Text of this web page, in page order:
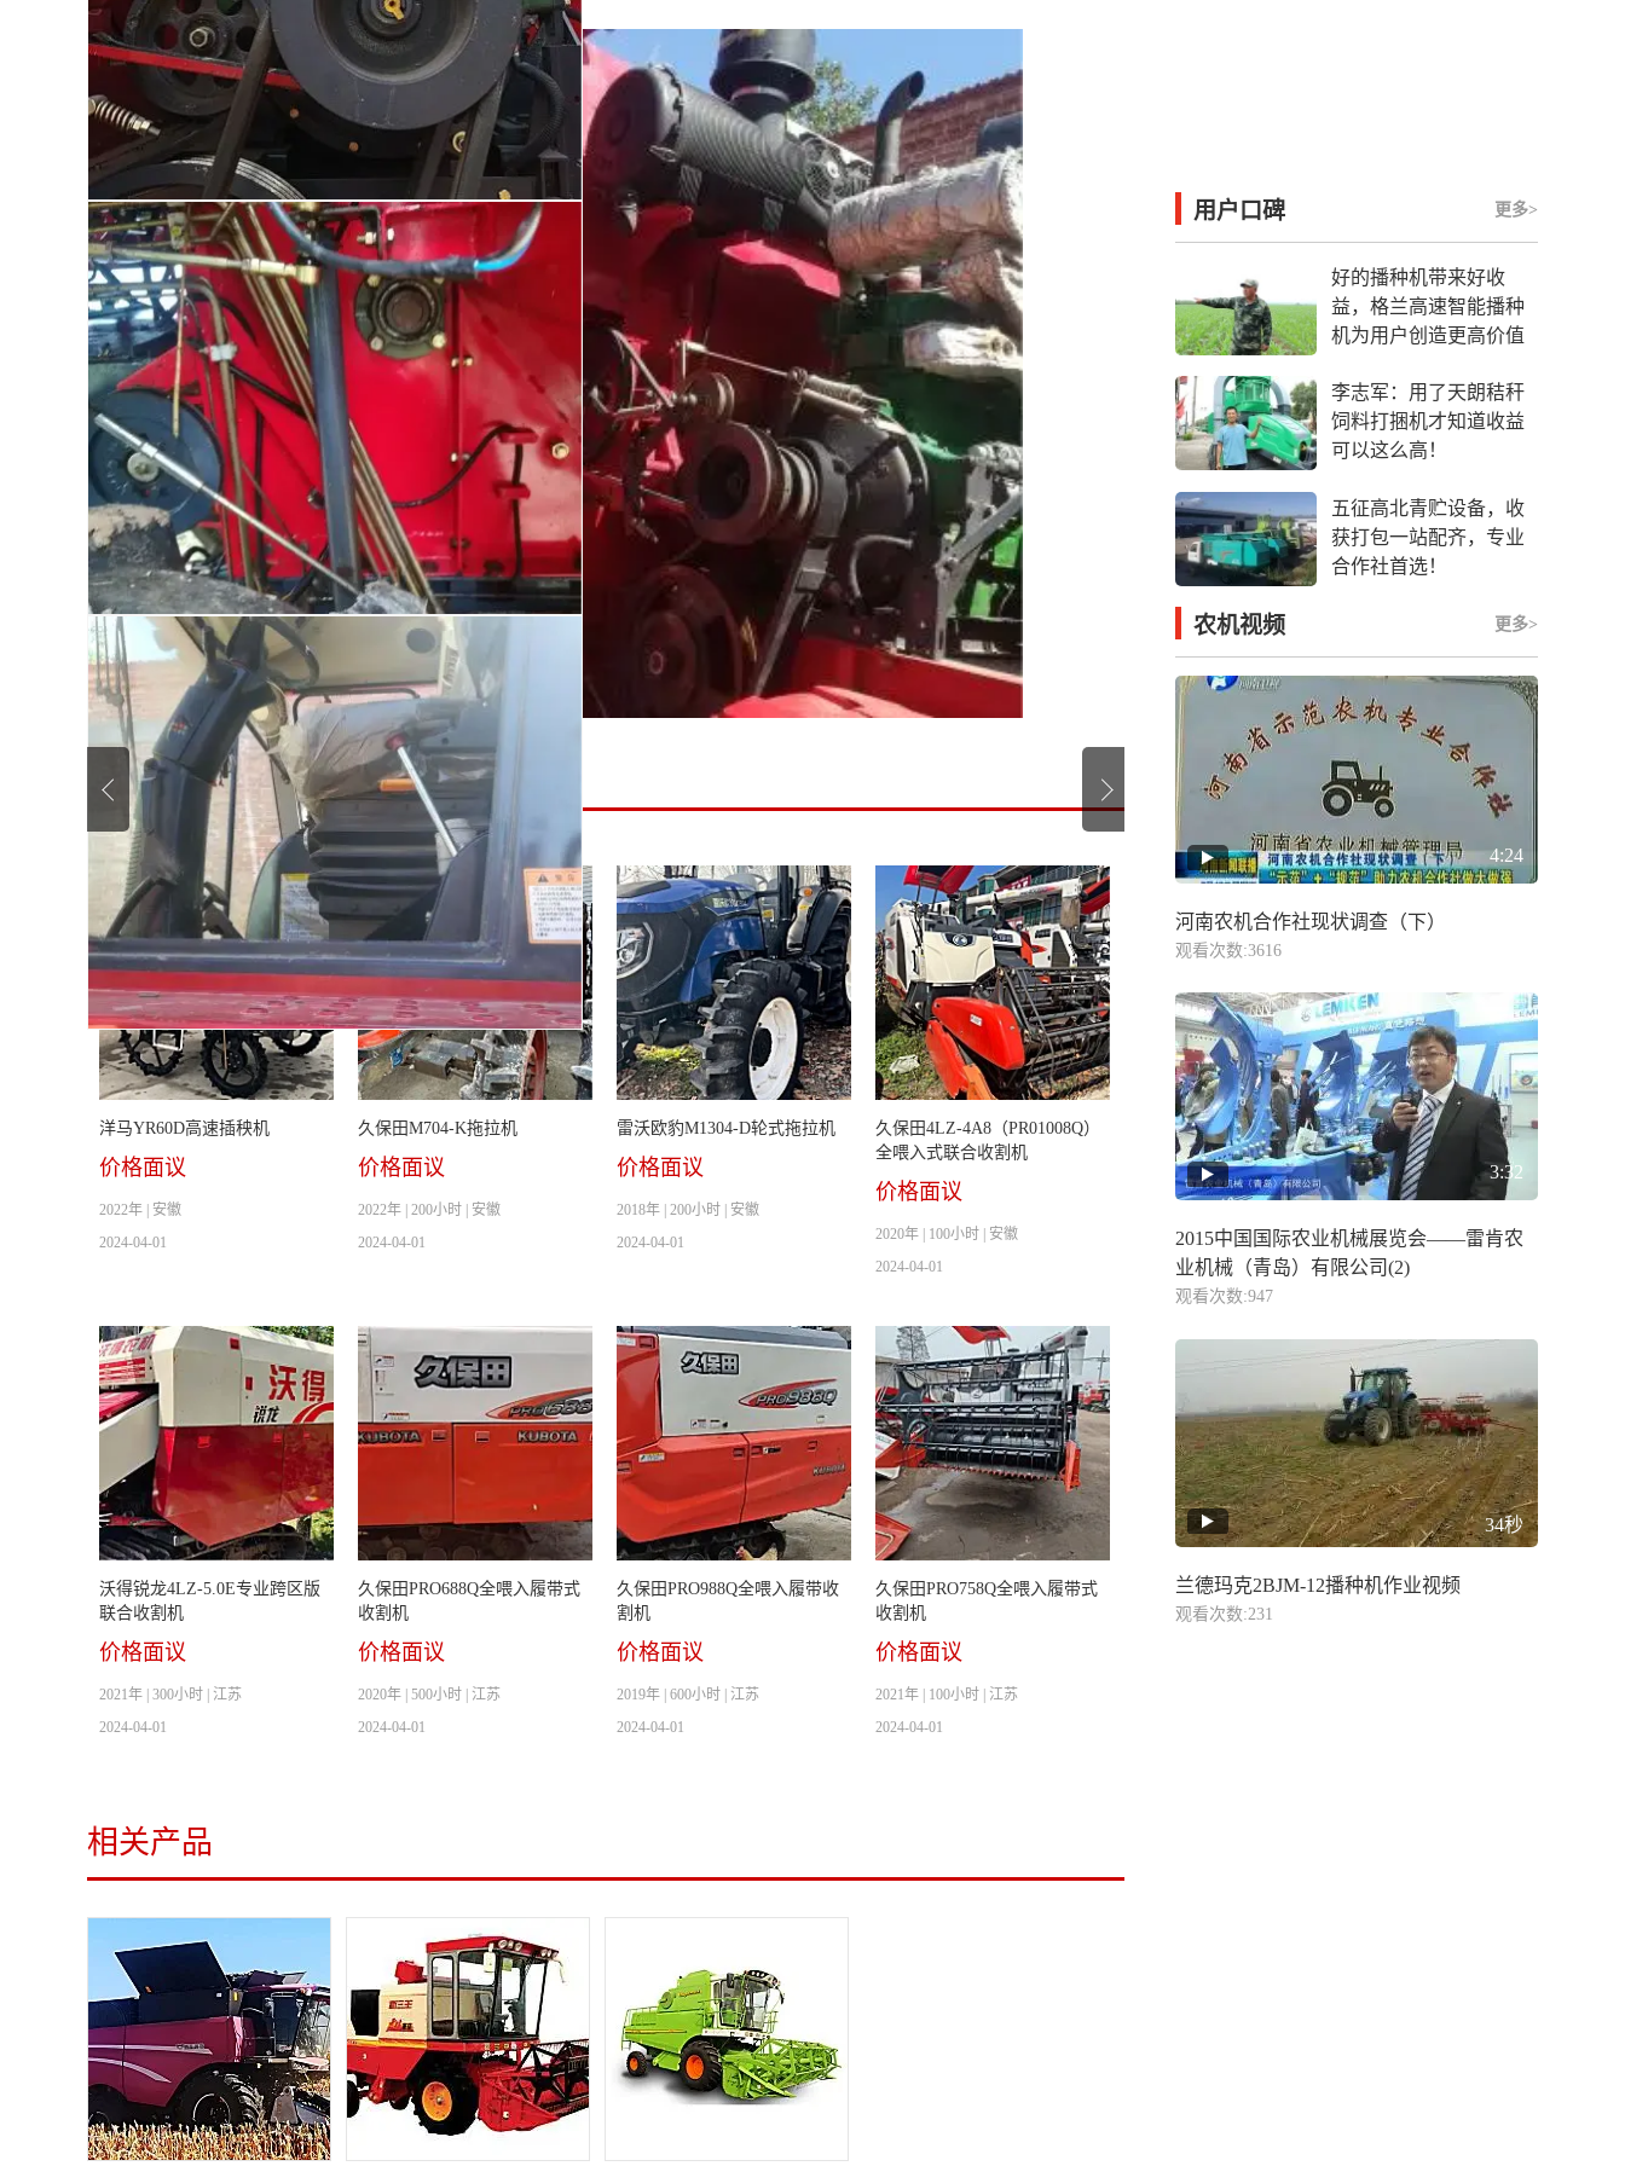
相似二手信息
洋马YR60D高速插秧机
价格面议
2022年 | 安徽
2024-04-01
久保田M704-K拖拉机
价格面议
2022年 | 200小时 | 安徽
2024-04-01
雷沃欧豹M1304-D轮式拖拉机
价格面议
2018年 | 200小时 | 安徽
2024-04-01
久保田4LZ-4A8（PR01008Q）
全喂入式联合收割机
价格面议
2020年 | 100小时 | 安徽
2024-04-01
沃得锐龙4LZ-5.0E专业跨区版
联合收割机
价格面议
2021年 | 300小时 | 江苏
2024-04-01
久保田PRO688Q全喂入履带式
收割机
价格面议
2020年 | 500小时 | 江苏
2024-04-01
久保田PRO988Q全喂入履带收
割机
价格面议
2019年 | 600小时 | 江苏
2024-04-01
久保田PRO758Q全喂入履带式
收割机
价格面议
2021年 | 100小时 | 江苏
2024-04-01
相关产品
用户口碑 更多>
好的播种机带来好收
益，格兰高速智能播种
机为用户创造更高价值
李志军：用了天朗秸秆
饲料打捆机才知道收益
可以这么高！
五征高北青贮设备，收
获打包一站配齐，专业
合作社首选！
农机视频 更多>
4:24
河南农机合作社现状调查（下）
观看次数:3616
3:32
2015中国国际农业机械展览会——雷肯农
业机械（青岛）有限公司(2)
观看次数:947
34秒
兰德玛克2BJM-12播种机作业视频
观看次数:231